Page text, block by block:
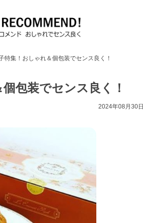
特集！おしゃれ＆個包装でセンス良く！
包装でセンス良く！
2024年08月30